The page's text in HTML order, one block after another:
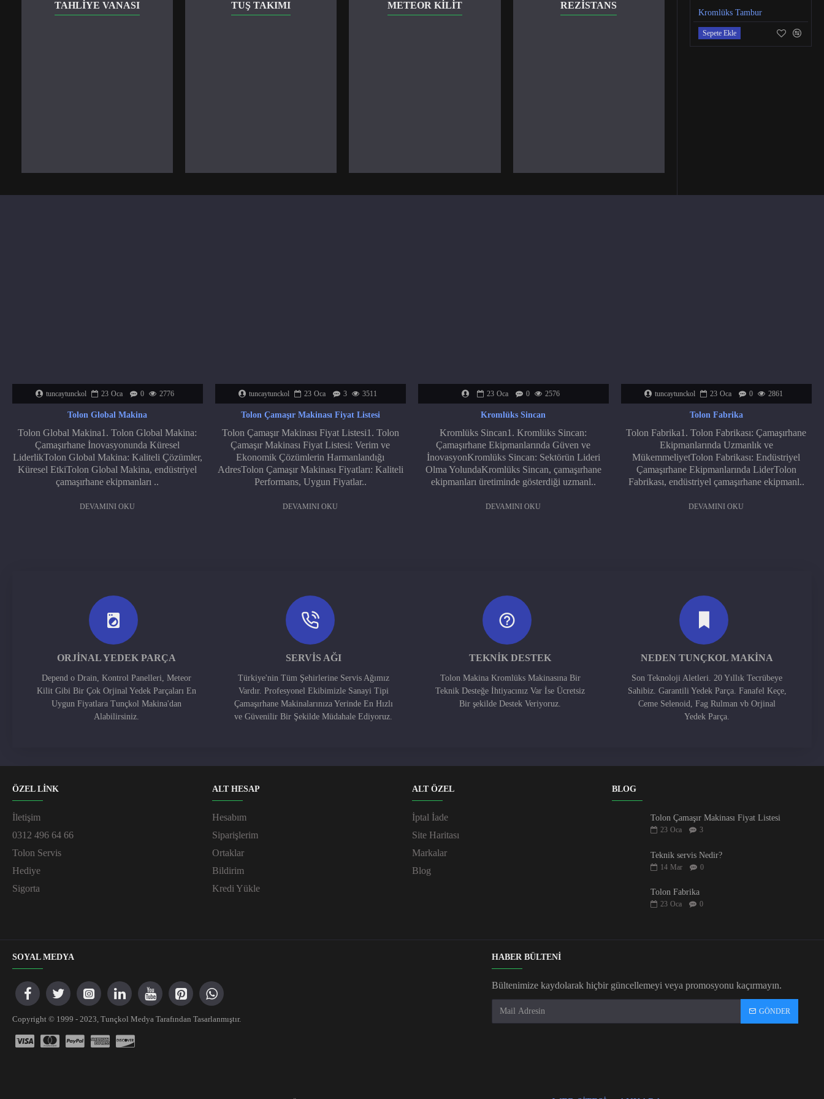
TAHLIYE VANASI TUŞ TAKIMI METEOR KILIT REZISTANS
Kromlüks Tambur
Sepete Ekle
tuncaytunckol 23 Oca 0 2776
Tolon Global Makina
Tolon Global Makina1. Tolon Global Makina:
Çamaşırhane İnovasyonunda Küresel
LiderlikTolon Global Makina: Kaliteli Çözümler,
Küresel EtkiTolon Global Makina, endüstriyel
çamaşırhane ekipmanları ..
DEVAMINI OKU
tuncaytunckol 23 Oca 3 3511
Tolon Çamaşır Makinası Fiyat Listesi
Tolon Çamaşır Makinası Fiyat Listesi1. Tolon
Çamaşır Makinası Fiyat Listesi: Verim ve
Ekonomik Çözümlerin Harmanlandığı
AdresTolon Çamaşır Makinası Fiyatları: Kaliteli
Performans, Uygun Fiyatlar..
DEVAMINI OKU
23 Oca 0 2576
Kromlüks Sincan
Kromlüks Sincan1. Kromlüks Sincan:
Çamaşırhane Ekipmanlarında Güven ve
İnovasyonKromlüks Sincan: Sektörün Lideri
Olma YolundaKromlüks Sincan, çamaşırhane
ekipmanları üretiminde gösterdiği uzmanl..
DEVAMINI OKU
tuncaytunckol 23 Oca 0 2861
Tolon Fabrika
Tolon Fabrika1. Tolon Fabrikası: Çamaşırhane
Ekipmanlarında Uzmanlık ve
MükemmeliyetTolon Fabrikası: Endüstriyel
Çamaşırhane Ekipmanlarında LiderTolon
Fabrikası, endüstriyel çamaşırhane ekipmanl..
DEVAMINI OKU
ORJINAL YEDEK PARÇA
Depend o Drain, Kontrol Panelleri, Meteor
Kilit Gibi Bir Çok Orjinal Yedek Parçaları En
Uygun Fiyatlara Tunçkol Makina'dan
Alabilirsiniz.
SERVIS AĞI
Türkiye'nin Tüm Şehirlerine Servis Ağımız
Vardır. Profesyonel Ekibimizle Sanayi Tipi
Çamaşırhane Makinalarınıza Yerinde En Hızlı
ve Güvenilir Bir Şekilde Müdahale Ediyoruz.
TEKNIK DESTEK
Tolon Makina Kromlüks Makinasına Bir
Teknik Desteğe İhtiyacınız Var İse Ücretsiz
Bir şekilde Destek Veriyoruz.
NEDEN TUNÇKOL MAKINA
Son Teknoloji Aletleri. 20 Yıllık Tecrübeye
Sahibiz. Garantili Yedek Parça. Fanafel Keçe,
Ceme Selenoid, Fag Rulman vb Orjinal
Yedek Parça.
ÖZEL LİNK
İletişim
0312 496 64 66
Tolon Servis
Hediye
Sigorta
ALT HESAP
Hesabım
Siparişlerim
Ortaklar
Bildirim
Kredi Yükle
ALT ÖZEL
İptal İade
Site Haritası
Markalar
Blog
BLOG
Tolon Çamaşır Makinası Fiyat Listesi
23 Oca 3
Teknik servis Nedir?
14 Mar 0
Tolon Fabrika
23 Oca 0
SOYAL MEDYA
Copyright © 1999 - 2023, Tunçkol Medya Tarafından Tasarlanmıştır.
HABER BÜLTENİ
Bültenimize kaydolarak hiçbir güncellemeyi veya promosyonu kaçırmayın.
GÖNDER